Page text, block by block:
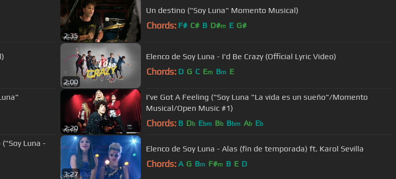
2:35
Un destino ("Soy Luna" Momento Musical)
Chords: F# C# B D#m E G#
2:00
Elenco de Soy Luna - I'd Be Crazy (Official Lyric Video)
Chords: D G C Em Bm E
2:20
I've Got A Feeling ("Soy Luna "La vida es un sueño"/Momento
Musical/Open Music #1)
Chords: B Db Ebm Bb Bbm Ab Eb
Luna -
3:27
Elenco de Soy Luna - Alas (fin de temporada) ft. Karol Sevilla
Chords: A G Bm F#m B E D